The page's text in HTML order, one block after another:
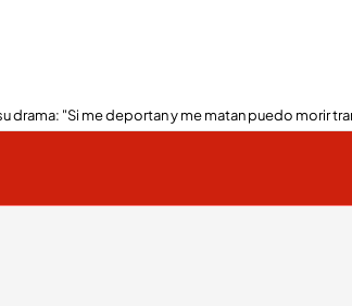
drama: "Si me deportan y me matan puedo morir